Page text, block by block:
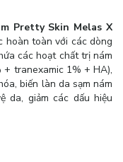
Pretty Skin Melas X
hoàn toàn với các dòng
các hoạt chất trị nám
tranexamic 1% + HA),
biến làn da sạm nám
da, giảm các dấu hiệu